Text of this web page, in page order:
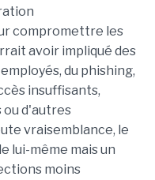
compromettre les
avoir impliqué des
du phishing,
insuffisants,
d'autres
vraisemblance, le
lui-même mais un
moins